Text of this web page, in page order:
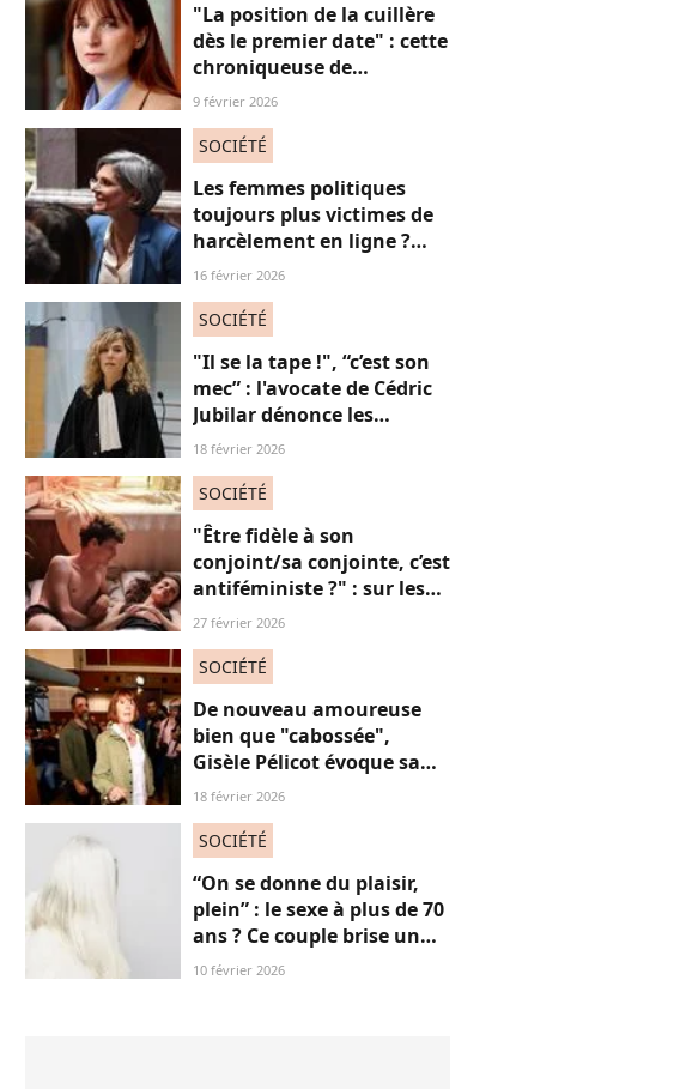
"La position de la cuillère
dès le premier date" : cette
chroniqueuse de
Quotidien s'amuse de
absolument jubilatoire
9 février 2026
SOCIÉTÉ
Les femmes politiques
toujours plus victimes de
harcèlement en ligne ?
Une étude interroge ce
16 février 2026
SOCIÉTÉ
"Il se la tape !", “c’est son
mec” : l'avocate de Cédric
Jubilar dénonce les
réflexions misogynes
subissent toutes ses
consœurs
18 février 2026
SOCIÉTÉ
"Être fidèle à son
conjoint/sa conjointe, c’est
antiféministe ?" : sur les
réseaux sociaux, cette
27 février 2026
SOCIÉTÉ
De nouveau amoureuse
bien que "cabossée",
Gisèle Pélicot évoque sa
nouvelle vie avec
18 février 2026
SOCIÉTÉ
“On se donne du plaisir,
plein” : le sexe à plus de 70
ans ? Ce couple brise un
non-dit sur ces images
10 février 2026